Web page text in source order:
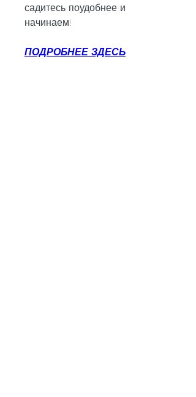
садитесь поудобнее и
начинаем!
ПОДРОБНЕЕ ЗДЕСЬ